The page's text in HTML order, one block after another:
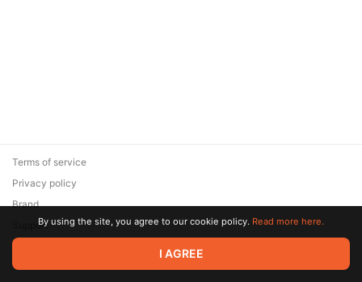
© 2026 Zaya Solutions Limited. All rights reserved. All trademarks
are the property of their respective owners.
Terms of service
Privacy policy
Brand
SupportBy using the site, you agree to our cookie policy. Read more here.
I AGREE